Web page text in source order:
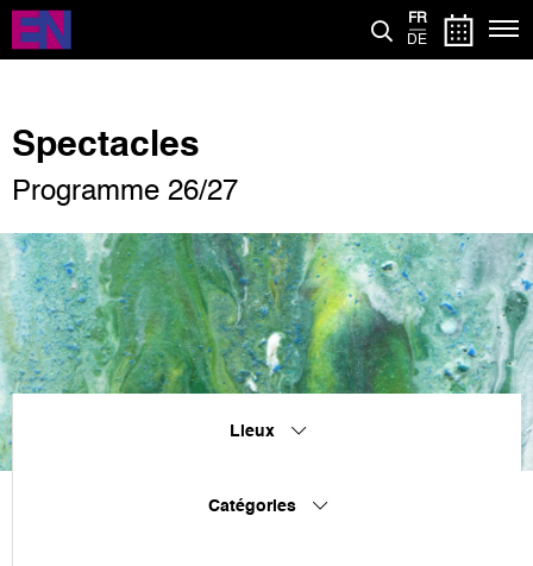
Aller
contenu
FR
DE
Spectacles
Programme 26/27
Lieux
Catégories